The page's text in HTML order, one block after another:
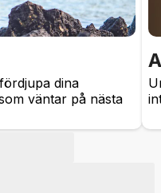
dina
väntar på nästa